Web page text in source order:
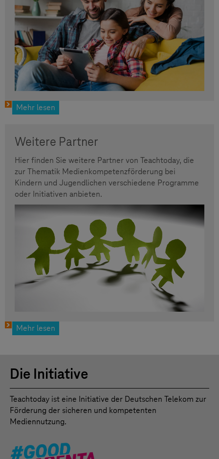
Mehr lesen
Weitere Partner
Hier finden Sie weitere Partner von Teachtoday, die
zur Thematik Medienkompetenzförderung bei
Kindern und Jugendlichen verschiedene Programme
oder Initiativen anbieten.
Mehr lesen
Die Initiative
Teachtoday ist eine Initiative der Deutschen Telekom zur
Förderung der sicheren und kompetenten
Mediennutzung.